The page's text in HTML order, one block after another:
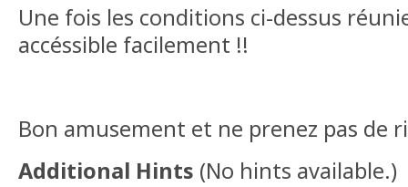
Une fois les conditions ci-dessus
accéssible facilement !!
Bon amusement et ne prenez pas de
Additional Hints (No hints available.)